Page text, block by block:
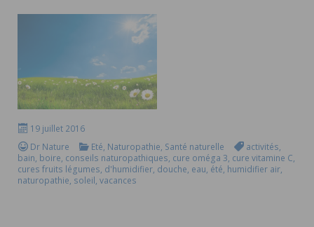
19 juillet 2016
Dr Nature
Eté, Naturopathie, Santé naturelle activités,
bain, boire, conseils naturopathiques, cure oméga 3, cure vitamine C,
cures fruits légumes, d'humidifier, douche, eau, été, humidifier air,
naturopathie, soleil, vacances